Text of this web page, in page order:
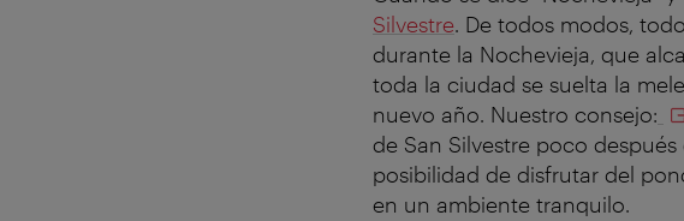
Silvestre. De todos modos,
durante la Nochevieja, que
toda la ciudad se suelta la
nuevo año. Nuestro consejo:
de San Silvestre poco
posibilidad de disfrutar del
en un ambiente tranquilo.